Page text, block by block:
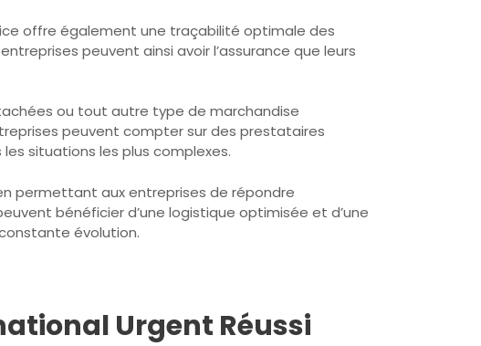
offre également une traçabilité optimale des
peuvent ainsi avoir l’assurance que leurs
ou tout autre type de marchandise
peuvent compter sur des prestataires
situations les plus complexes.
permettant aux entreprises de répondre
bénéficier d’une logistique optimisée et d’une
évolution.
Urgent Réussi